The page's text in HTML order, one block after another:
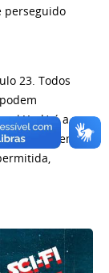
perseguido
23. Todos
York) é a
cumprem a